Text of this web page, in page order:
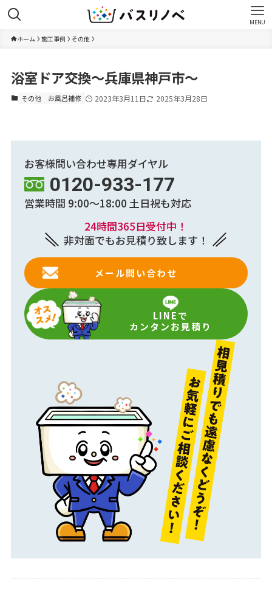
MENU
ホーム 施工事例 その他
浴室ドア交換～兵庫県神戸市～
その他 お風呂補修 2023年3月11日 2025年3月28日
お客様問い合わせ専用ダイヤル
0120-933-177
営業時間 9:00～18:00 土日祝も対応
24時間365日受付中！
非対面でもお見積り致します！
メール問い合わせ
LINEで
カンタンお見積り